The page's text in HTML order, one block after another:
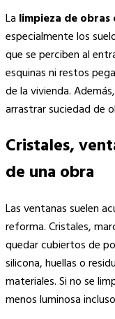
La limpieza de
especialmente los
que se perciben al
esquinas ni restos
de la vivienda.
arrastrar suciedad de
Cristales,
de una obra
Las ventanas suelen
reforma. Cristales,
quedar cubiertos de
silicona, huellas o
materiales. Si no se
menos luminosa